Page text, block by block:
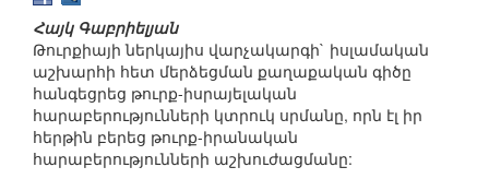
Հայկ Գաբրիելյան
Թուրքիայի ներկայիս վարչակարգի` իսլամական
աշխարհի հետ մերձեցման քաղաքական գիծը
հանգեցրեց թուրք-իսրայելական
հարաբերությունների կտրուկ սրմանը, որն էլ իր
հերթին բերեց թուրք-իրանական
հարաբերությունների աշխուժացմանը: